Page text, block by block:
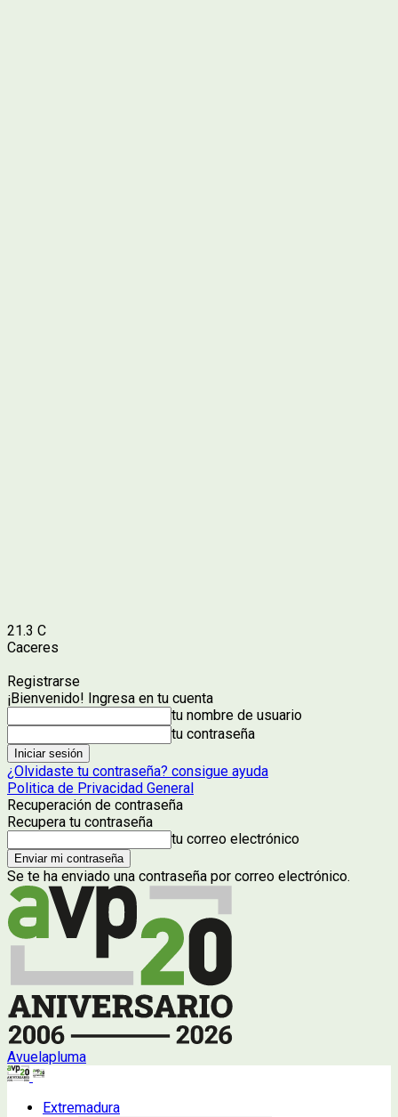
21.3 C
Caceres
Registrarse
¡Bienvenido! Ingresa en tu cuenta
tu nombre de usuario
tu contraseña
¿Olvidaste tu contraseña? consigue ayuda
Politica de Privacidad General
Recuperación de contraseña
Recupera tu contraseña
tu correo electrónico
Se te ha enviado una contraseña por correo electrónico.
Avuelapluma
Extremadura